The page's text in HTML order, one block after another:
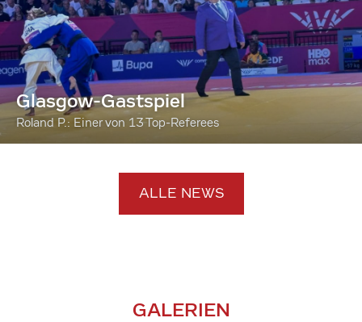
Glasgow-Gastspiel
Roland P.: Einer von 13 Top-Referees
ALLE NEWS
GALERIEN